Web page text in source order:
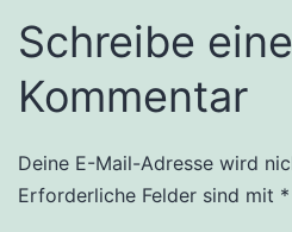
Schreibe
Kommentar
Deine E-Mail-Adresse wird
Erforderliche Felder sind mit *
Alternative: